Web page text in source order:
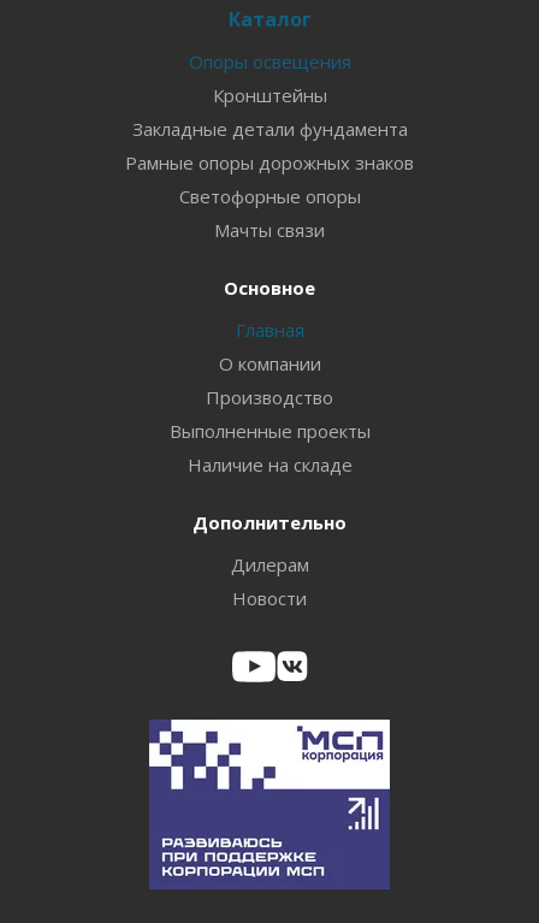
Каталог
Опоры освещения
Кронштейны
Закладные детали фундамента
Рамные опоры дорожных знаков
Светофорные опоры
Мачты связи
Основное
Главная
О компании
Производство
Выполненные проекты
Наличие на складе
Дополнительно
Дилерам
Новости